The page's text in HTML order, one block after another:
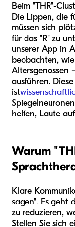
Beim "THR"-
Die Lippen, die
müssen sich
für das "R" zu
unserer App in
beobachten,
Altersgenossen
ausführen.
ist
helfen, Laute
Warum
Klare
sagen". Es geht
zu reduzieren,
Stellen Sie sich